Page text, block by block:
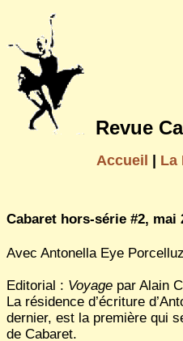
Revue
Accueil La
Cabaret hors-série #2, mai
Avec Antonella Eye
Editorial : Voyage par Alain
La résidence d’écriture
dernier, est la première qui
de Cabaret.